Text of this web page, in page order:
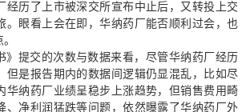
经历了上市被深交所宣布中止后，又转投上交
。眼看上会在即，华纳药厂能否顺利过会，也
》提交的次数与数据来看，尽管华纳药厂经历
但是报告期内的数据间逻辑仍显混乱，比如尽
华纳药厂业绩呈稳步上涨趋势，但销售费用畸
、净利润猛跌等问题，依然曝露了华纳药厂外